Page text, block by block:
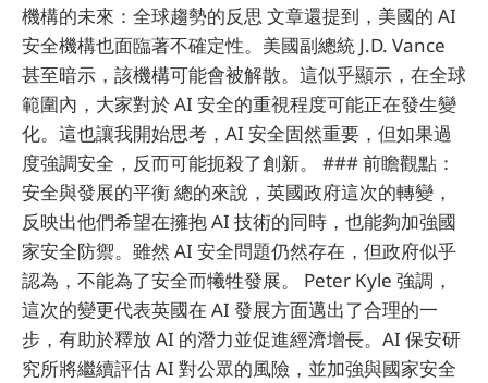
機構的未來：全球趨勢的反思 文章還提到，美國的 AI
安全機構也面臨著不確定性。美國副總統 J.D. Vance
甚至暗示，該機構可能會被解散。這似乎顯示，在全球
範圍內，大家對於 AI 安全的重視程度可能正在發生變
化。這也讓我開始思考，AI 安全固然重要，但如果過
度強調安全，反而可能扼殺了創新。 ### 前瞻觀點：
安全與發展的平衡 總的來說，英國政府這次的轉變，
反映出他們希望在擁抱 AI 技術的同時，也能夠加強國
家安全防禦。雖然 AI 安全問題仍然存在，但政府似乎
認為，不能為了安全而犧牲發展。 Peter Kyle 強調，
這次的變更代表英國在 AI 發展方面邁出了合理的一
步，有助於釋放 AI 的潛力並促進經濟增長。AI 保安研
究所將繼續評估 AI 對公眾的風險，並加強與國家安全